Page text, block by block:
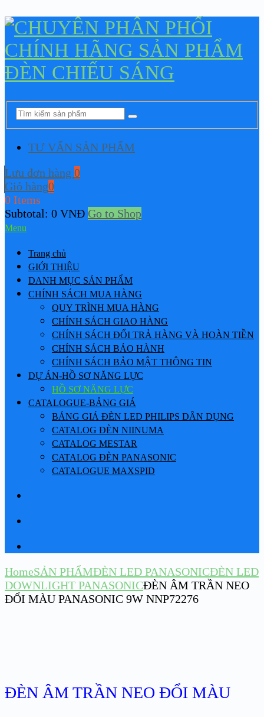
TƯ VẤN SẢN PHẨM
Lưu đơn hàng 0
Giỏ hàng0
0 Items
Subtotal: 0 VNĐ Go to Shop
Menu
Trang chủ
GIỚI THIỆU
DANH MỤC SẢN PHẨM
CHÍNH SÁCH MUA HÀNG
QUY TRÌNH MUA HÀNG
CHÍNH SÁCH GIAO HÀNG
CHÍNH SÁCH ĐỔI TRẢ HÀNG VÀ HOÀN TIỀN
CHÍNH SÁCH BẢO HÀNH
CHÍNH SÁCH BẢO MẬT THÔNG TIN
DỰ ÁN-HỒ SƠ NĂNG LỰC
HỒ SƠ NĂNG LỰC
CATALOGUE-BẢNG GIÁ
BẢNG GIÁ ĐÈN LED PHILIPS DÂN DỤNG
CATALOG ĐÈN NIINUMA
CATALOG MESTAR
CATALOG ĐÈN PANASONIC
CATALOGUE MAXSPID
HomeSẢN PHẨMĐÈN LED PANASONICĐÈN LED
DOWNLIGHT PANASONICĐÈN ÂM TRẦN NEO
ĐỔI MÀU PANASONIC 9W NNP72276
ĐÈN ÂM TRẦN NEO ĐỔI MÀU